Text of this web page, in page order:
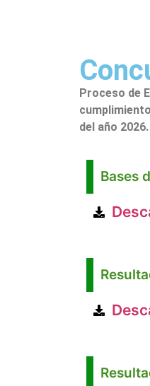
Proceso de
del año 2026.
Bases